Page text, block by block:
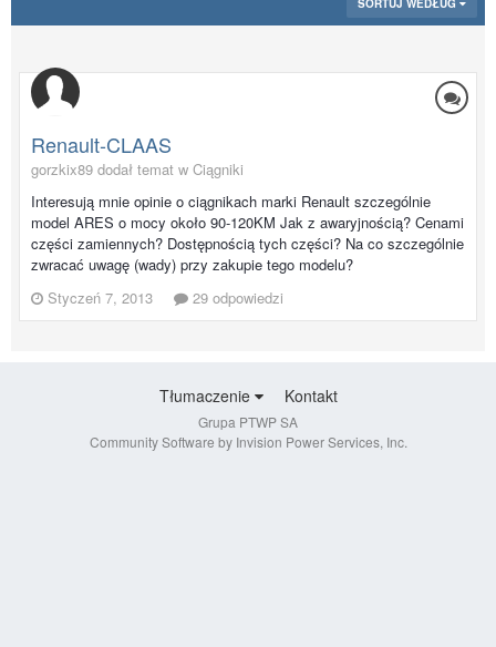
SORTUJ WEDŁUG
Renault-CLAAS
gorzkix89 dodał temat w Ciągniki
Interesują mnie opinie o ciągnikach marki Renault szczególnie
model ARES o mocy około 90-120KM Jak z awaryjnością? Cenami
części zamiennych? Dostępnością tych części? Na co szczególnie
zwracać uwagę (wady) przy zakupie tego modelu?
Styczeń 7, 2013
29 odpowiedzi
Tłumaczenie Kontakt
Grupa PTWP SA
Community Software by Invision Power Services, Inc.